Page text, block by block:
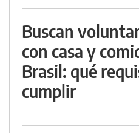
Buscan
con casa y
Brasil: qué
cumplir